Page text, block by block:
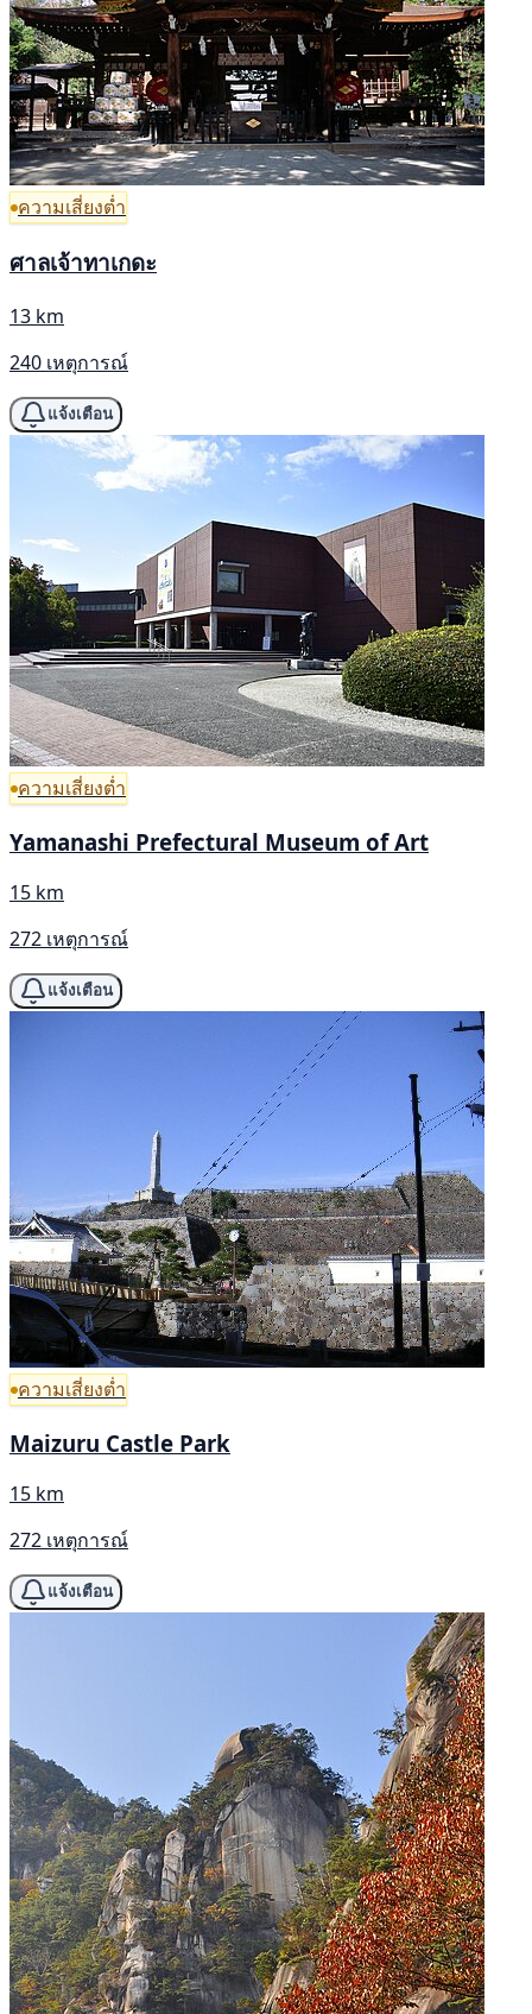
ความเสี่ยงต่ำ
ศาลเจ้าทาเกดะ
13 km
240 เหตุการณ์
แจ้งเตือน
ความเสี่ยงต่ำ
Yamanashi Prefectural Museum of Art
15 km
272 เหตุการณ์
แจ้งเตือน
ความเสี่ยงต่ำ
Maizuru Castle Park
15 km
272 เหตุการณ์
แจ้งเตือน